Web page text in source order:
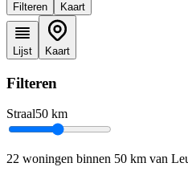
Filteren Kaart
Lijst Kaart
Filteren
Straal50 km
22 woningen binnen 50 km van